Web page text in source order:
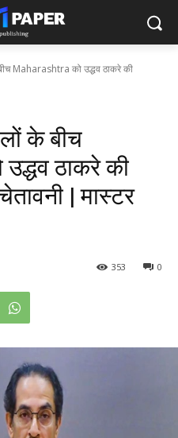
Maharashtra को उद्धव ठाकरे की
के बीच
ठाकरे की
| मास्टर
0
353